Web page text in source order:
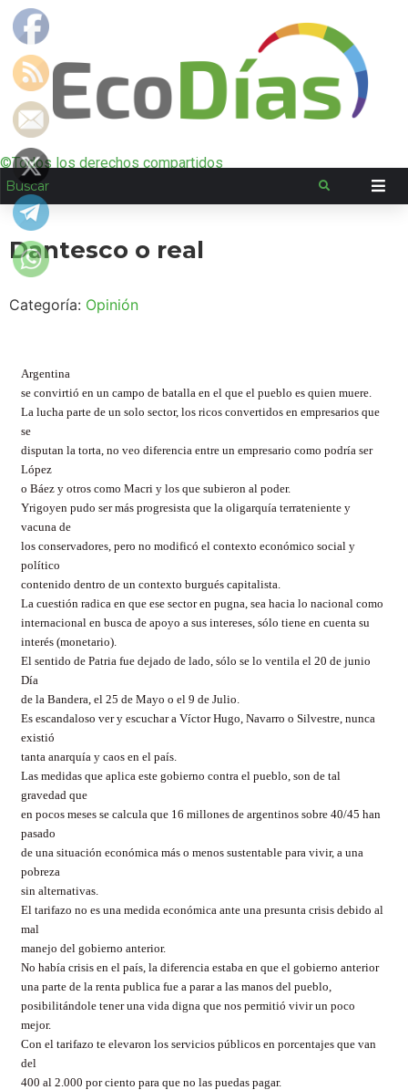
©Todos los derechos compartidos
Dantesco o real
Categoría: Opinión
Argentina
se convirtió en un campo de batalla en el que el pueblo es quien muere.
La lucha parte de un solo sector, los ricos convertidos en empresarios que
se
disputan la torta, no veo diferencia entre un empresario como podría ser
López
o Báez y otros como Macri y los que subieron al poder.
Yrigoyen pudo ser más progresista que la oligarquía terrateniente y
vacuna de
los conservadores, pero no modificó el contexto económico social y
político
contenido dentro de un contexto burgués capitalista.
La cuestión radica en que ese sector en pugna, sea hacia lo nacional como
internacional en busca de apoyo a sus intereses, sólo tiene en cuenta su
interés (monetario).
El sentido de Patria fue dejado de lado, sólo se lo ventila el 20 de junio
Día
de la Bandera, el 25 de Mayo o el 9 de Julio.
Es escandaloso ver y escuchar a Víctor Hugo, Navarro o Silvestre, nunca
existió
tanta anarquía y caos en el país.
Las medidas que aplica este gobierno contra el pueblo, son de tal
gravedad que
en pocos meses se calcula que 16 millones de argentinos sobre 40/45 han
pasado
de una situación económica más o menos sustentable para vivir, a una
pobreza
sin alternativas.
El tarifazo no es una medida económica ante una presunta crisis debido al
mal
manejo del gobierno anterior.
No había crisis en el país, la diferencia estaba en que el gobierno anterior
una parte de la renta publica fue a parar a las manos del pueblo,
posibilitándole tener una vida digna que nos permitió vivir un poco
mejor.
Con el tarifazo te elevaron los servicios públicos en porcentajes que van
del
400 al 2.000 por ciento para que no las puedas pagar.